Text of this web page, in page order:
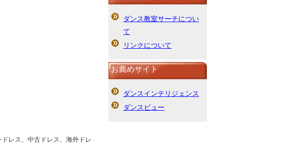
レス、中古ドレス、海外ドレ
ダンス教室サーチについ
て
リンクについて
お薦めサイト
ダンスインテリジェンス
ダンスビュー